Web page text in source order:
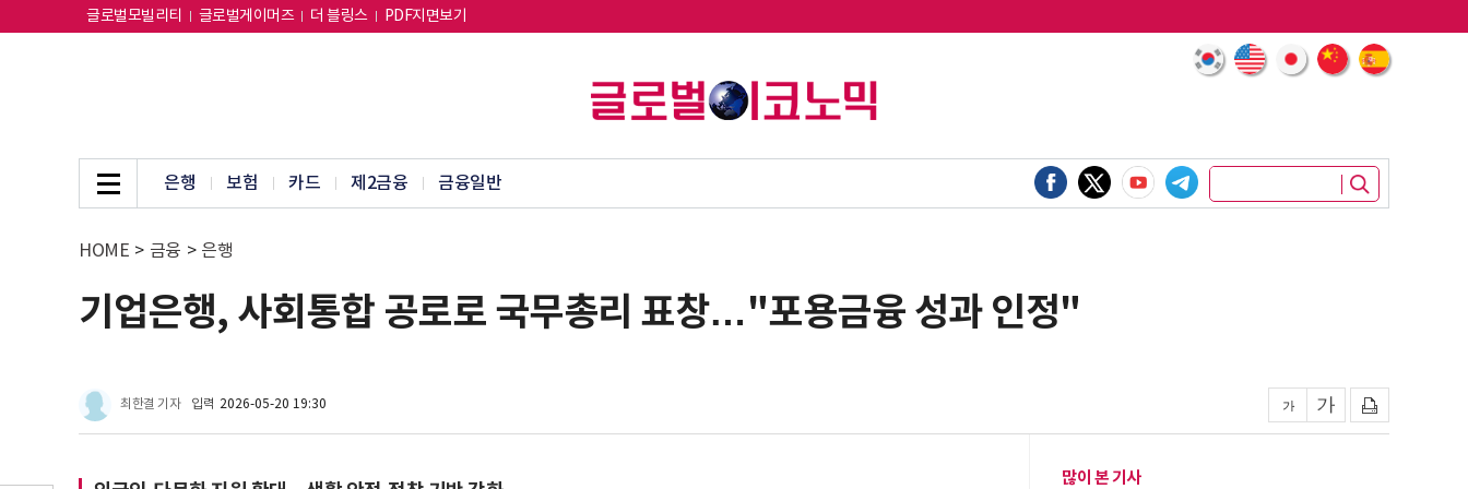
글로벌모빌리티 글로벌게이머즈 더 블링스 PDF지면보기
은행 보험 카드 제2금융 금융일반
HOME > 금융 > 은행
기업은행, 사회통합 공로로 국무총리 표창…"포용금융 성과 인정"
최한결 기자 입력 2026-05-20 19:30
많이 본 기사